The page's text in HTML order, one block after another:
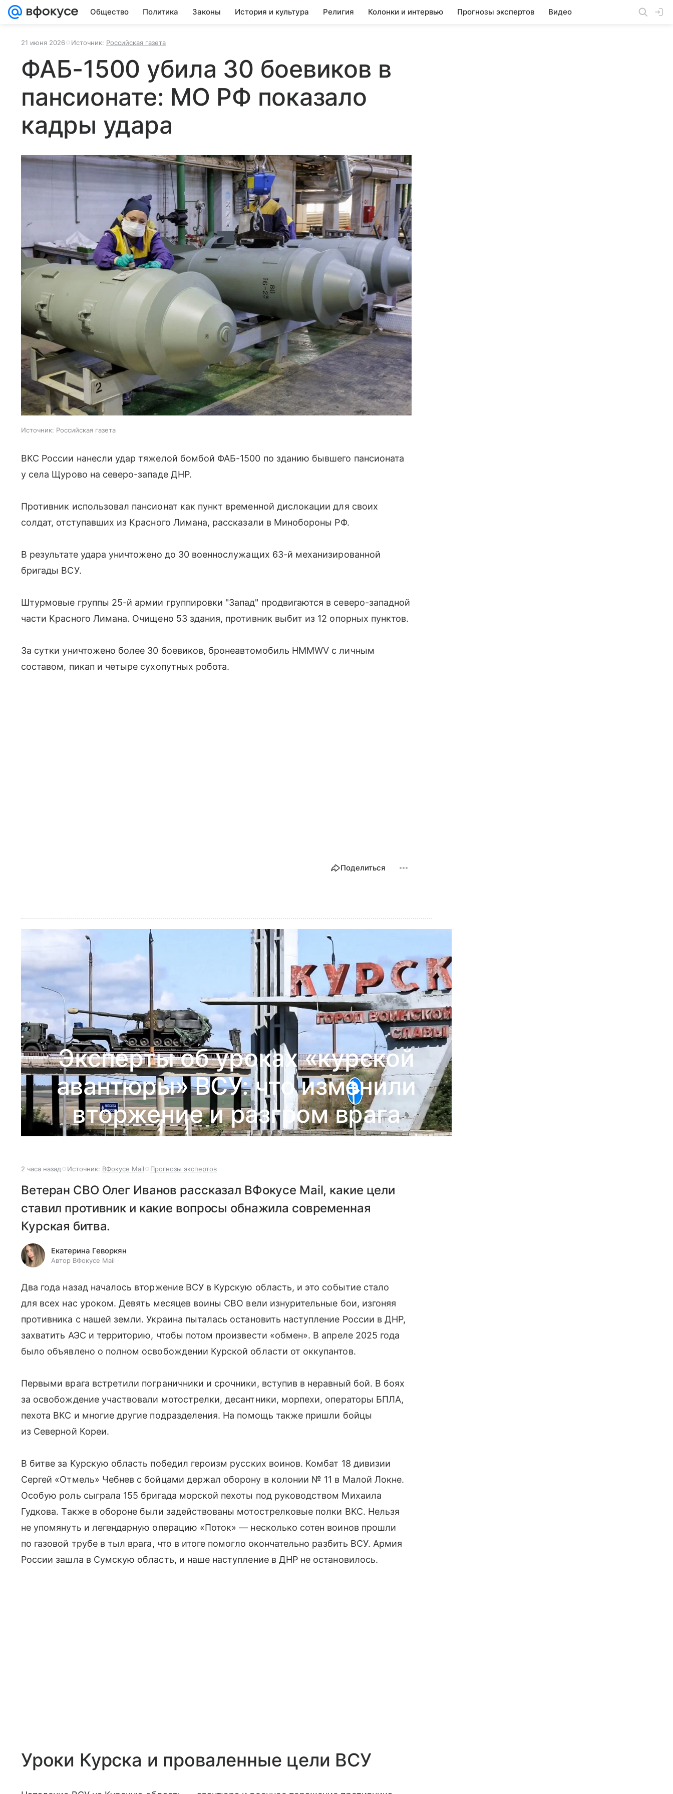
Общество Политика Законы История и культура Религия Колонки и интервью Прогнозы экспертов Видео
21 июня 2026 Источник: Российская газета
ФАБ-1500 убила 30 боевиков в
пансионате: МО РФ показало
кадры удара
Источник: Российская газета
ВКС России нанесли удар тяжелой бомбой ФАБ-1500 по зданию бывшего пансионата
у села Щурово на северо-западе ДНР.
Противник использовал пансионат как пункт временной дислокации для своих
солдат, отступавших из Красного Лимана, рассказали в Минобороны РФ.
В результате удара уничтожено до 30 военнослужащих 63-й механизированной
бригады ВСУ.
Штурмовые группы 25-й армии группировки "Запад" продвигаются в северо-западной
части Красного Лимана. Очищено 53 здания, противник выбит из 12 опорных пунктов.
За сутки уничтожено более 30 боевиков, бронеавтомобиль HMMWV с личным
составом, пикап и четыре сухопутных робота.
Поделиться
Эксперты об уроках «курской
авантюры» ВСУ: что изменили
вторжение и разгром врага
2 часа назад Источник: ВФокусе Mail Прогнозы экспертов
Ветеран СВО Олег Иванов рассказал ВФокусе Mail, какие цели
ставил противник и какие вопросы обнажила современная
Курская битва.
Екатерина Геворкян
Автор ВФокусе Mail
Два года назад началось вторжение ВСУ в Курскую область, и это событие стало
для всех нас уроком. Девять месяцев воины СВО вели изнурительные бои, изгоняя
противника с нашей земли. Украина пыталась остановить наступление России в ДНР,
захватить АЭС и территорию, чтобы потом произвести «обмен». В апреле 2025 года
было объявлено о полном освобождении Курской области от оккупантов.
Первыми врага встретили пограничники и срочники, вступив в неравный бой. В боях
за освобождение участвовали мотострелки, десантники, морпехи, операторы БПЛА,
пехота ВКС и многие другие подразделения. На помощь также пришли бойцы
из Северной Кореи.
В битве за Курскую область победил героизм русских воинов. Комбат 18 дивизии
Сергей «Отмель» Чебнев с бойцами держал оборону в колонии № 11 в Малой Локне.
Особую роль сыграла 155 бригада морской пехоты под руководством Михаила
Гудкова. Также в обороне были задействованы мотострелковые полки ВКС. Нельзя
не упомянуть и легендарную операцию «Поток» — несколько сотен воинов прошли
по газовой трубе в тыл врага, что в итоге помогло окончательно разбить ВСУ. Армия
России зашла в Сумскую область, и наше наступление в ДНР не остановилось.
Уроки Курска и проваленные цели ВСУ